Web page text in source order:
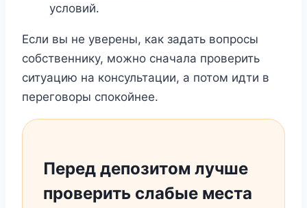
условий.
Если вы не уверены, как задать вопросы
собственнику, можно сначала проверить
ситуацию на консультации, а потом идти в
переговоры спокойнее.
Перед депозитом лучше
проверить слабые места